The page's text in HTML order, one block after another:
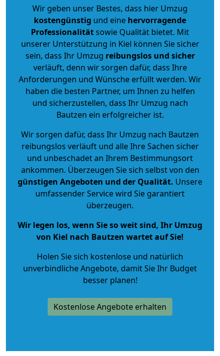
Wir geben unser Bestes, dass hier Umzug
kostengünstig und eine hervorragende
Professionalitätsowie Qualität bietet. Mit
unserer Unterstützung in Kiel können Sie sicher
sein, dass Ihr Umzug reibungslos und sicher
verläuft, denn wir sorgen dafür, dass Ihre
Anforderungen und Wünsche erfüllt werden. Wir
haben die besten Partner, um Ihnen zu helfen
und sicherzustellen, dass Ihr Umzug nach
Bautzen ein erfolgreicher ist.
Wir sorgen dafür, dass Ihr Umzug nach Bautzen
reibungslos verläuft und alle Ihre Sachen sicher
und unbeschadet an Ihrem Bestimmungsort
ankommen. Überzeugen Sie sich selbst von den
günstigen Angeboten und der Qualität. Unsere
umfassender Service wird Sie garantiert
überzeugen.
Wir legen los, wenn Sie so weit sind, Ihr Umzug
von Kiel nach Bautzen wartet auf Sie!
Holen Sie sich kostenlose und natürlich
unverbindliche Angebote, damit Sie Ihr Budget
besser planen!
Kostenlose Angebote erhalten